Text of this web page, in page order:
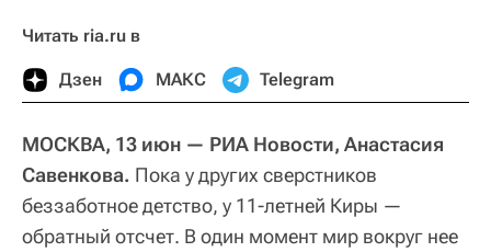
Читать ria.ru в
Дзен МАКС Telegram
МОСКВА, 13 июн — РИА Новости, Анастасия
Савенкова. Пока у других сверстников
беззаботное детство, у 11-летней Киры —
обратный отсчет. В один момент мир вокруг нее